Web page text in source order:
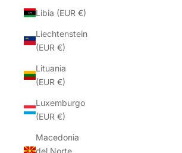
Libia (EUR €)
Liechtenstein
(EUR €)
Lituania
(EUR €)
Luxemburgo
(EUR €)
Macedonia
del Norte